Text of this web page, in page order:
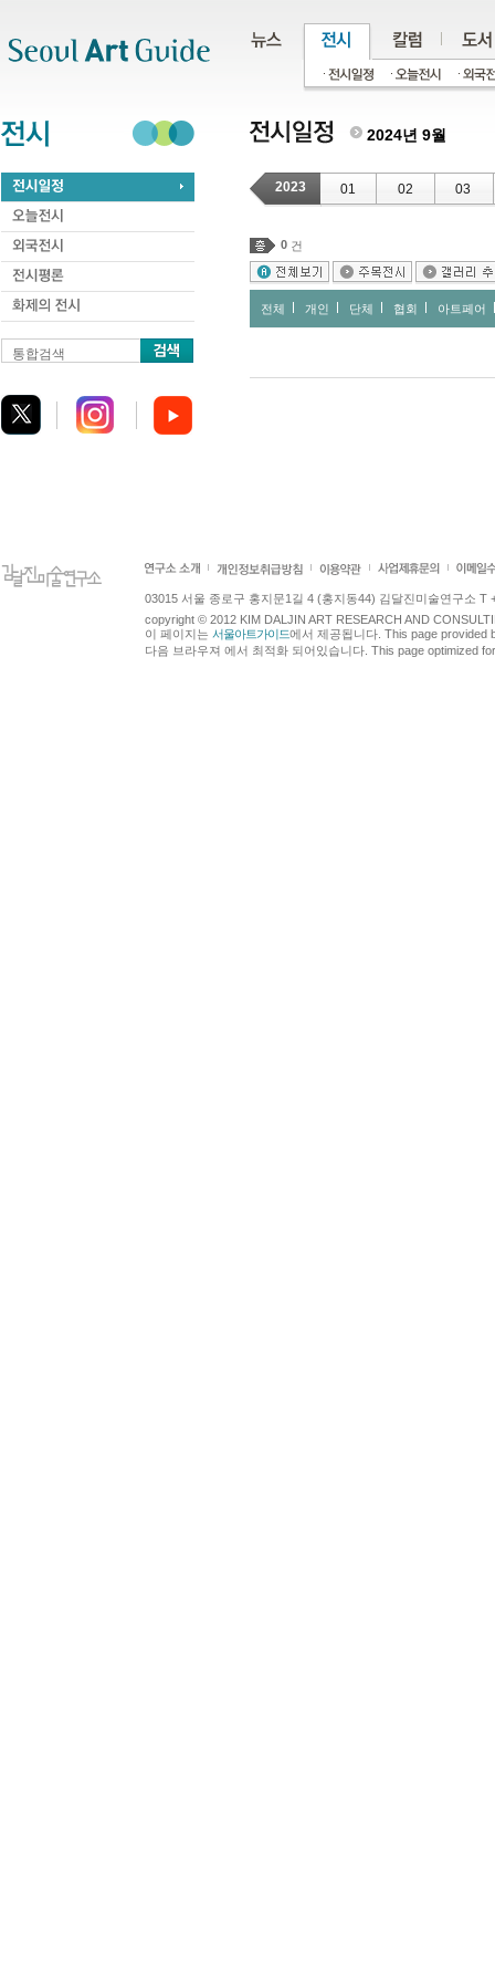
통합검색
2024년 9월
2023 01 02 03
0 건
전체 개인 단체 협회 아트페어
03015 서울 종로구 홍지문1길 4 (홍지동44) 김달진미술연구소 T
copyright © 2012 KIM DALJIN ART RESEARCH AND
이 페이지는 서울아트가이드에서 제공됩니다. This page provided
다음 브라우져 에서 최적화 되어있습니다. This page optimized